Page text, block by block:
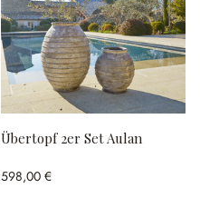
Übertopf 2er Set Aulan
598,00 €